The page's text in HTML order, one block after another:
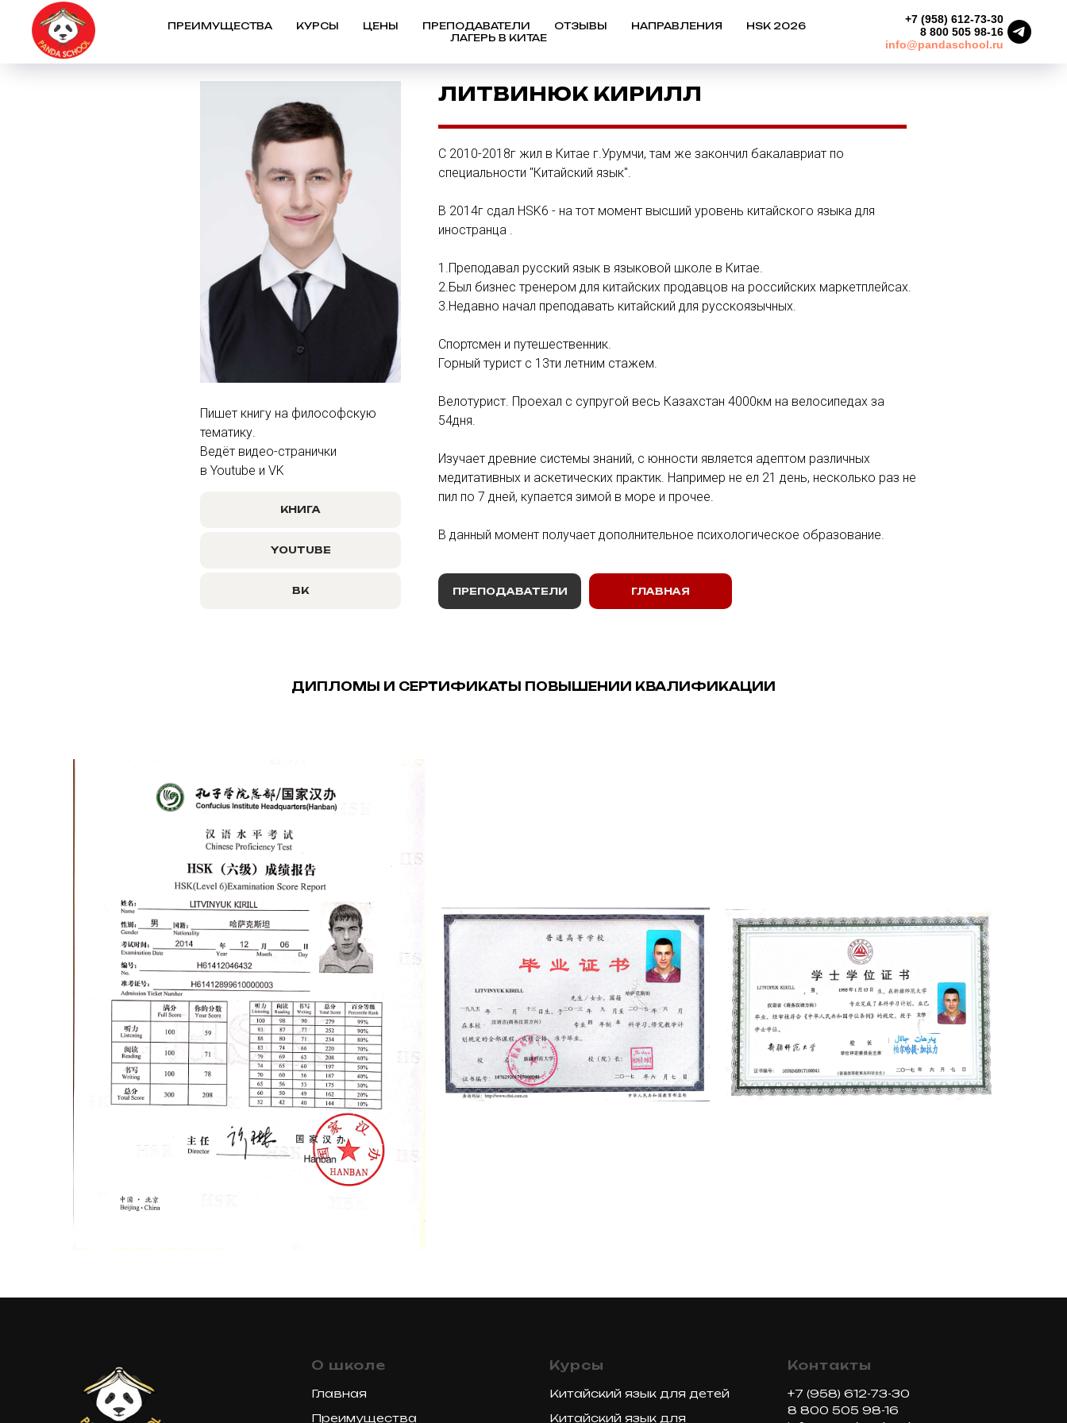
ПРЕИМУЩЕСТВА КУРСЫ ЦЕНЫ ПРЕПОДАВАТЕЛИ ОТЗЫВЫ НАПРАВЛЕНИЯ
HSK 2026
ЛАГЕРЬ В КИТАЕ
+7 (958) 612-73-30
8 800 505 98-16
info@pandaschool.ru
ЛИТВИНЮК КИРИЛЛ
С 2010-2018г жил в Китае г.Урумчи, там же закончил бакалавриат по
специальности "Китайский язык".
В 2014г сдал HSK6 - на тот момент высший уровень китайского языка для
иностранца .
1.Преподавал русский язык в языковой школе в Китае.
2.Был бизнес тренером для китайских продавцов на российских маркетплейсах.
3.Недавно начал преподавать китайский для русскоязычных.
Спортсмен и путешественник.
Горный турист с 13ти летним стажем.
Велотурист. Проехал с супругой весь Казахстан 4000км на велосипедах за
54дня.
Изучает древние системы знаний, с юнности является адептом различных
медитативных и аскетических практик. Например не ел 21 день, несколько раз не
пил по 7 дней, купается зимой в море и прочее.
В данный момент получает дополнительное психологическое образование.
ПРЕПОДАВАТЕЛИ ГЛАВНАЯ
Пишет книгу на философскую
тематику.
Ведёт видео-странички
в Youtube и VK
ВК
YOUTUBE
КНИГА
ДИПЛОМЫ И СЕРТИФИКАТЫ ПОВЫШЕНИИ КВАЛИФИКАЦИИ
О школе
Главная
Преимущества
Курсы
Китайский язык для детей
Китайский язык для
Контакты
+7 (958) 612-73-30
8 800 505 98-16